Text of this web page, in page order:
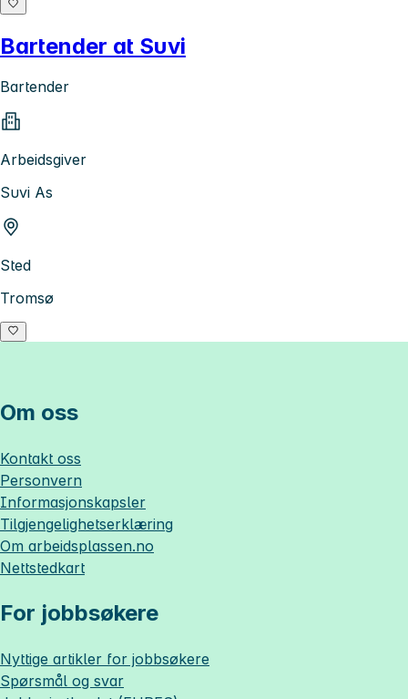
Bartender at Suvi
Bartender
Arbeidsgiver
Suvi As
Sted
Tromsø
Om oss
Kontakt oss
Personvern
Informasjonskapsler
Tilgjengelighetserklæring
Om arbeidsplassen.no
Nettstedkart
For jobbsøkere
Nyttige artikler for jobbsøkere
Spørsmål og svar